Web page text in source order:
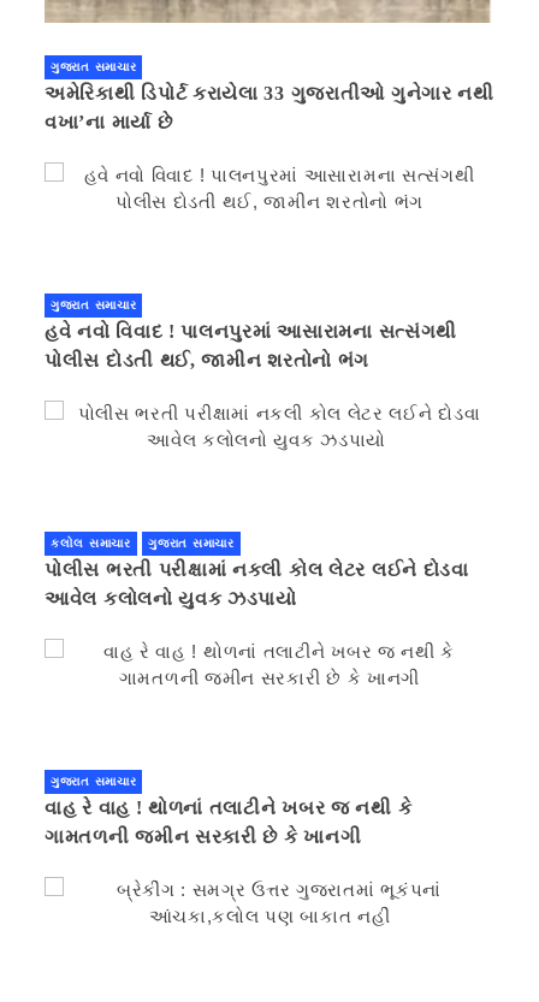
ગુજરાત સમાચાર
અમેરિકાથી ડિપોર્ટ કરાયેલા 33 ગુજરાતીઓ ગુનેગાર નથી
વખા’ના માર્યા છે
ગુજરાત સમાચાર
હવે નવો વિવાદ ! પાલનપુરમાં આસારામના સત્સંગથી
પોલીસ દોડતી થઈ, જામીન શરતોનો ભંગ
કલોલ સમાચાર ગુજરાત સમાચાર
પોલીસ ભરતી પરીક્ષામાં નકલી કોલ લેટર લઈને દોડવા
આવેલ કલોલનો યુવક ઝડપાયો
ગુજરાત સમાચાર
વાહ રે વાહ ! થોળનાં તલાટીને ખબર જ નથી કે
ગામતળની જમીન સરકારી છે કે ખાનગી